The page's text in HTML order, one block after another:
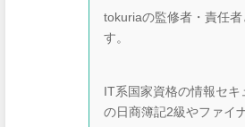
tokuriaの監修者・責任
す。
IT系国家資格の情報セ
の日商簿記2級やファイ